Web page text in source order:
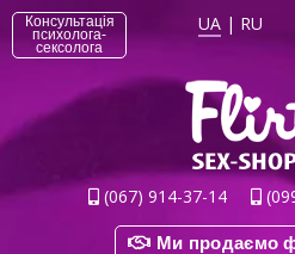
Консультація
психолога-
сексолога
UA | RU
(067) 914-37-14
Ми продаємо